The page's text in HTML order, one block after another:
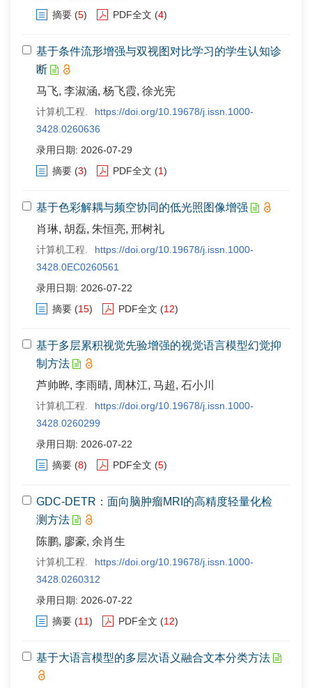
摘要 (5) PDF全文 (4)
基于条件流形增强与双视图对比学习的学生认知诊
断
马飞, 李淑涵, 杨飞霞, 徐光宪
计算机工程.
https://doi.org/10.19678/j.issn.1000-
3428.0260636
录用日期: 2026-07-29
摘要 (3) PDF全文 (1)
基于色彩解耦与频空协同的低光照图像增强
肖琳, 胡磊, 朱恒亮, 邢树礼
计算机工程.
https://doi.org/10.19678/j.issn.1000-
3428.0EC0260561
录用日期: 2026-07-22
摘要 (15) PDF全文 (12)
基于多层累积视觉先验增强的视觉语言模型幻觉抑
制方法
芦帅晔, 李雨晴, 周林江, 马超, 石小川
计算机工程.
https://doi.org/10.19678/j.issn.1000-
3428.0260299
录用日期: 2026-07-22
摘要 (8) PDF全文 (5)
GDC-DETR：面向脑肿瘤MRI的高精度轻量化检
测方法
陈鹏, 廖豪, 余肖生
计算机工程.
https://doi.org/10.19678/j.issn.1000-
3428.0260312
录用日期: 2026-07-22
摘要 (11) PDF全文 (12)
基于大语言模型的多层次语义融合文本分类方法